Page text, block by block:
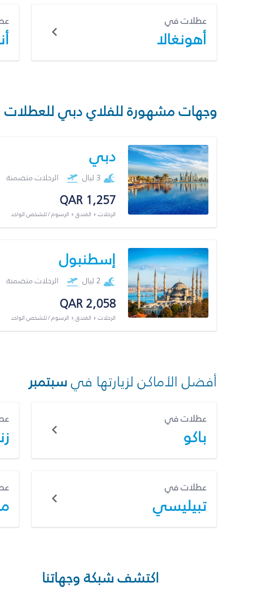
عطلات في
أهونغالا
وجهات مشهورة للفلاي دبي للعطلات
دبي
3 ليال الرحلات متضمنة
QAR 1,257
الرحلات + الفندق + الرسوم / للشخص الواحد
إسطنبول
2 ليال الرحلات متضمنة
QAR 2,058
الرحلات + الفندق + الرسوم / للشخص الواحد
أفضل الأماكن لزيارتها فيسبتمبر
عطلات في
باكو
عطلات في
تبيليسي
اكتشف شبكة وجهاتنا